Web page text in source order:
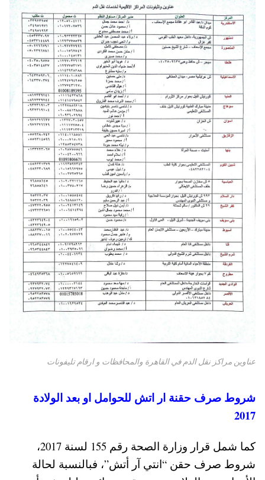
عناوين مراكز نقل الدم في القاهرة والمحافظات و ارقام تليفونات
شروط صرف حقنة ار اتش للحوامل او بعد الولادة
2017
كما شمل قرار وزارة الصحة رقم 155 لسنة 2017،
شروط صرف حقن “انتي آر أتش”، فبالنسبة لحالة